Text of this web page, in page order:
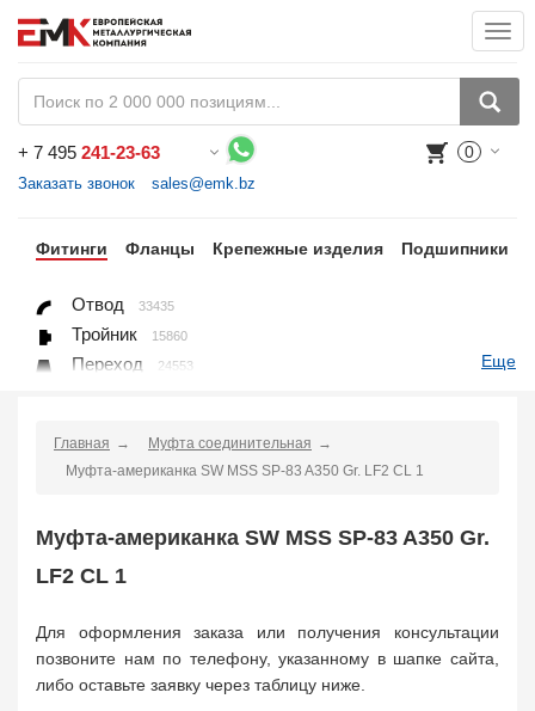
+ 7 495 241-23-63
Заказать звонок sales@emk.bz
0
Фитинги Фланцы Крепежные изделия Подшипники
Отвод 33435
Тройник 15860
Переход 24553
Крестовина 361
Переходник понижающий
Муфта соединительная 683
Заглушка, крышка
Втулка, футорка 135
Бобышка 63248
Седло 211
Еще
Главная
Муфта соединительная
Муфта-американка SW MSS SP-83 A350 Gr. LF2 CL 1
Муфта-американка SW MSS SP-83 A350 Gr.
LF2 CL 1
Для оформления заказа или получения консультации
позвоните нам по телефону, указанному в шапке сайта,
либо оставьте заявку через таблицу ниже.